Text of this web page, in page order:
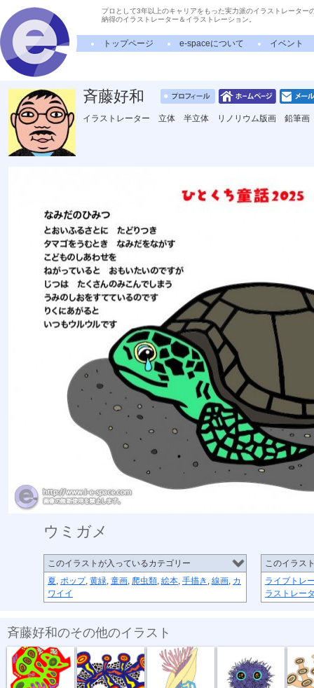
プロとして3年以上のキャリアをもった実力派のイラストレーター
納得のイラストレーター＆イラストレーション。
トップページ e-spaceについて イベント
斉藤好和
イラストレーター 立体 半立体 リノリウム版画 鉛筆画
ウミガメ
このイラストが入っているカテゴリー
夏, ポップ, 黄緑, 童画, 爬虫類, 絵本, 手描き , 線画, カ
ワイイ
このイラス
ライブトレ
ラストレー
斉藤好和のその他のイラスト
めぐる想い 放電１秒前 貝